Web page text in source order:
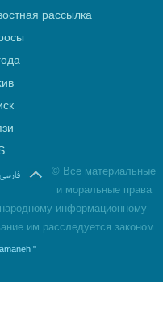
рассылка
فارسی © Все материальные
и моральные права
информационному
им расследуется законом.
"